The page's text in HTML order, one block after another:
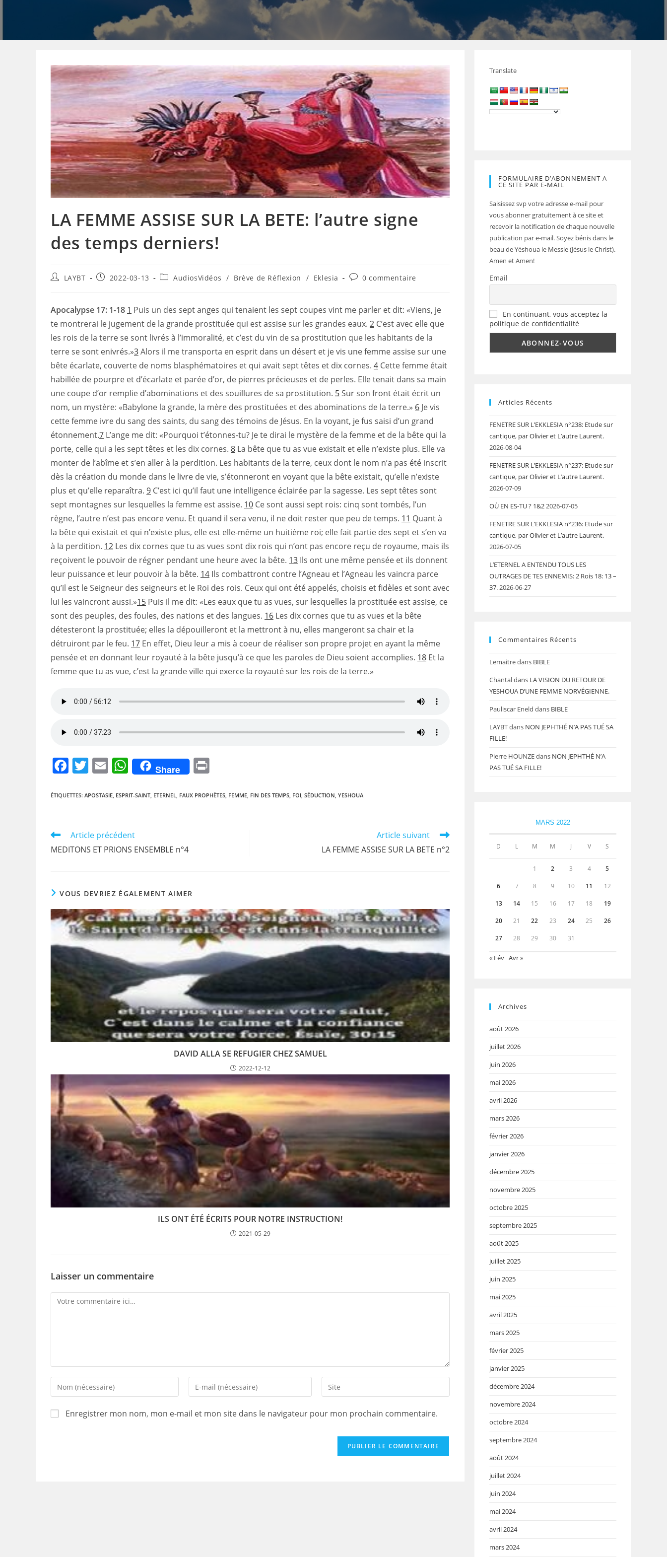
LA FEMME ASSISE SUR LA BETE: l’autre signe
des temps derniers!
Auteur/autrice
publication :
LAYBT
Publication
2022-03-13
PostAudiosVidéos / Brève de Réflexion / Eklesia
Commentaires
publication :
0 commentaire
Apocalypse 17: 1-18 1 Puis un des sept anges qui tenaient les sept coupes vint me parler et dit: «Viens, je
te montrerai le jugement de la grande prostituée qui est assise sur les grandes eaux. 2 C’est avec elle que
les rois de la terre se sont livrés à l’immoralité, et c’est du vin de sa prostitution que les habitants de la
terre se sont enivrés.»3Alors il me transporta en esprit dans un désert et je vis une femme assise sur une
bête écarlate, couverte de noms blasphématoires et qui avait sept têtes et dix cornes. 4 Cette femme était
habillée de pourpre et d’écarlate et parée d’or, de pierres précieuses et de perles. Elle tenait dans sa main
une coupe d’or remplie d’abominations et des souillures de sa prostitution. 5Sur son front était écrit un
nom, un mystère: «Babylone la grande, la mère des prostituées et des abominations de la terre.» 6 Je vis
cette femme ivre du sang des saints, du sang des témoins de Jésus. En la voyant, je fus saisi d’un grand
étonnement.7 L’ange me dit: «Pourquoi t’étonnes-tu? Je te dirai le mystère de la femme et de la bête qui la
porte, celle qui a les sept têtes et les dix cornes. 8 La bête que tu as vue existait et elle n’existe plus. Elle va
monter de l’abîme et s’en aller à la perdition. Les habitants de la terre, ceux dont le nom n’a pas été inscrit
dès la création du monde dans le livre de vie, s’étonneront en voyant que la bête existait, qu’elle n’existe
plus et qu’elle reparaîtra. 9 C’est ici qu’il faut une intelligence éclairée par la sagesse. Les sept têtes sont
sept montagnes sur lesquelles la femme est assise. 10 Ce sont aussi sept rois: cinq sont tombés, l’un
règne, l’autre n’est pas encore venu. Et quand il sera venu, il ne doit rester que peu de temps. 11 Quant à
la bête qui existait et qui n’existe plus, elle est elle-même un huitième roi; elle fait partie des sept et s’en va
à la perdition. 12 Les dix cornes que tu as vues sont dix rois qui n’ont pas encore reçu de royaume, mais ils
reçoivent le pouvoir de régner pendant une heure avec la bête. 13 Ils ont une même pensée et ils donnent
leur puissance et leur pouvoir à la bête. 14 Ils combattront contre l’Agneau et l’Agneau les vaincra parce
qu’il est le Seigneur des seigneurs et le Roi des rois. Ceux qui ont été appelés, choisis et fidèles et sont avec
lui les vaincront aussi.»15 Puis il me dit: «Les eaux que tu as vues, sur lesquelles la prostituée est assise, ce
sont des peuples, des foules, des nations et des langues. 16 Les dix cornes que tu as vues et la bête
détesteront la prostituée; elles la dépouilleront et la mettront à nu, elles mangeront sa chair et la
détruiront par le feu. 17 En effet, Dieu leur a mis à coeur de réaliser son propre projet en ayant la même
pensée et en donnant leur royauté à la bête jusqu’à ce que les paroles de Dieu soient accomplies. 18 Et la
femme que tu as vue, c’est la grande ville qui exerce la royauté sur les rois de la terre.»
F
c
b
o
T
itt
E
ai
W
h
at
A
p
Share
t
ÉTIQUETTES: APOSTASIE, ESPRIT-SAINT, ETERNEL, FAUX PROPHÈTES, FEMME, FIN DES TEMPS, FOI, SÉDUCTION, YESHOUA
Read
articles
Article précédent
MEDITONS ET PRIONS ENSEMBLE n°4
Article suivant
LA FEMME ASSISE SUR LA BETE n°2
VOUS DEVRIEZ ÉGALEMENT AIMER
DAVID ALLA SE REFUGIER CHEZ SAMUEL
2022-12-12
ILS ONT ÉTÉ ÉCRITS POUR NOTRE INSTRUCTION!
2021-05-29
Laisser un commentaire
Comment
Enter
your
name
or
Enter
your
address
Saisir
l’URL
votre
(facultatif)
Enregistrer mon nom, mon e-mail et mon site dans le navigateur pour mon prochain commentaire.
Translate
FORMULAIRE D’ABONNEMENT A
CE SITE PAR E-MAIL
Saisissez svp votre adresse e-mail pour
vous abonner gratuitement à ce site et
recevoir la notification de chaque nouvelle
publication par e-mail. Soyez bénis dans le
beau de Yéshoua le Messie (Jésus le Christ).
Amen et Amen!
Email
En continuant, vous acceptez la
politique de confidentialité
Articles Récents
FENETRE SUR L’EKKLESIA n°238: Etude sur
cantique, par Olivier et L’autre Laurent.
2026-08-04
FENETRE SUR L’EKKLESIA n°237: Etude sur
cantique, par Olivier et L’autre Laurent.
2026-07-09
OÙ EN ES-TU ? 1&22026-07-05
FENETRE SUR L’EKKLESIA n°236: Etude sur
cantique, par Olivier et L’autre Laurent.
2026-07-05
L’ETERNEL A ENTENDU TOUS LES
OUTRAGES DE TES ENNEMIS: 2 Rois 18: 13 –
37.2026-06-27
Commentaires Récents
Lemaitredans BIBLE
Chantaldans LA VISION DU RETOUR DE
YESHOUA D’UNE FEMME NORVÉGIENNE.
Pauliscar Eneld dans BIBLE
LAYBTdans NON JEPHTHÉ N’A PAS TUÉ SA
FILLE!
Pierre HOUNZEdans NON JEPHTHÉ N’A
PAS TUÉ SA FILLE!
MARS 2022
D L M M J V S
1 2 3 4 5
6 7 8 9 10 11 12
13 14 15 16 17 18 19
20 21 22 23 24 25 26
27 28 29 30 31
« Fév Avr »
Archives
août 2026
juillet 2026
juin 2026
mai 2026
avril 2026
mars 2026
février 2026
janvier 2026
décembre 2025
novembre 2025
octobre 2025
septembre 2025
août 2025
juillet 2025
juin 2025
mai 2025
avril 2025
mars 2025
février 2025
janvier 2025
décembre 2024
novembre 2024
octobre 2024
septembre 2024
août 2024
juillet 2024
juin 2024
mai 2024
avril 2024
mars 2024